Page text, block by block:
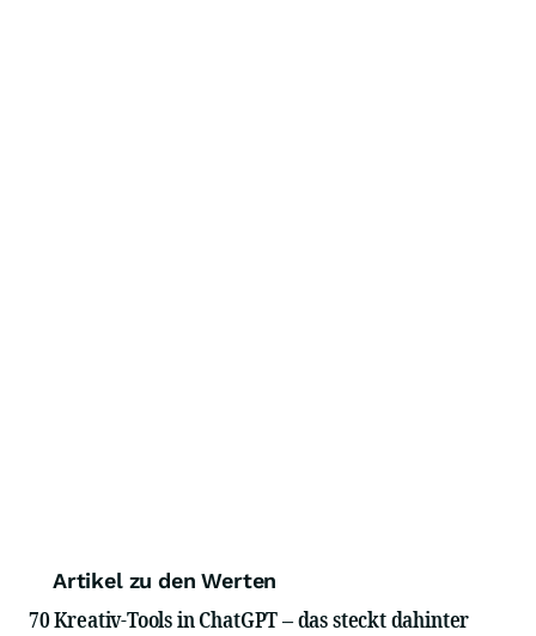
Artikel zu den Werten
70 Kreativ-Tools in ChatGPT – das steckt dahinter